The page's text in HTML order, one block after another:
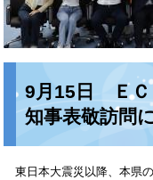
9月15日 ＥＣ
知事表敬訪問
東日本大震災以降、本県